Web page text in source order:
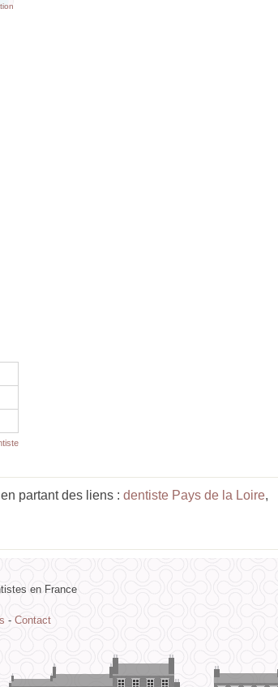
partant des liens : dentiste Pays de la Loire,
en France
- Contact